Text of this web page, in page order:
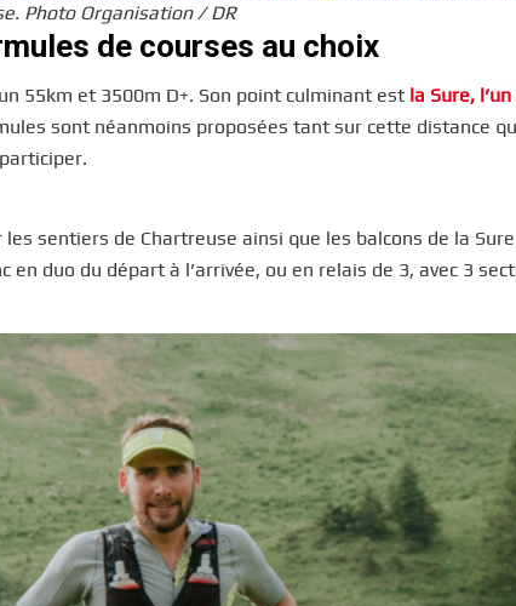
Photo Organisation / DR
de courses au choix
55km et 3500m D+. Son point culminant est la Sure,
sont néanmoins proposées tant sur cette distance
sentiers de Chartreuse ainsi que les balcons de la
en duo du départ à l’arrivée, ou en relais de 3, avec 3